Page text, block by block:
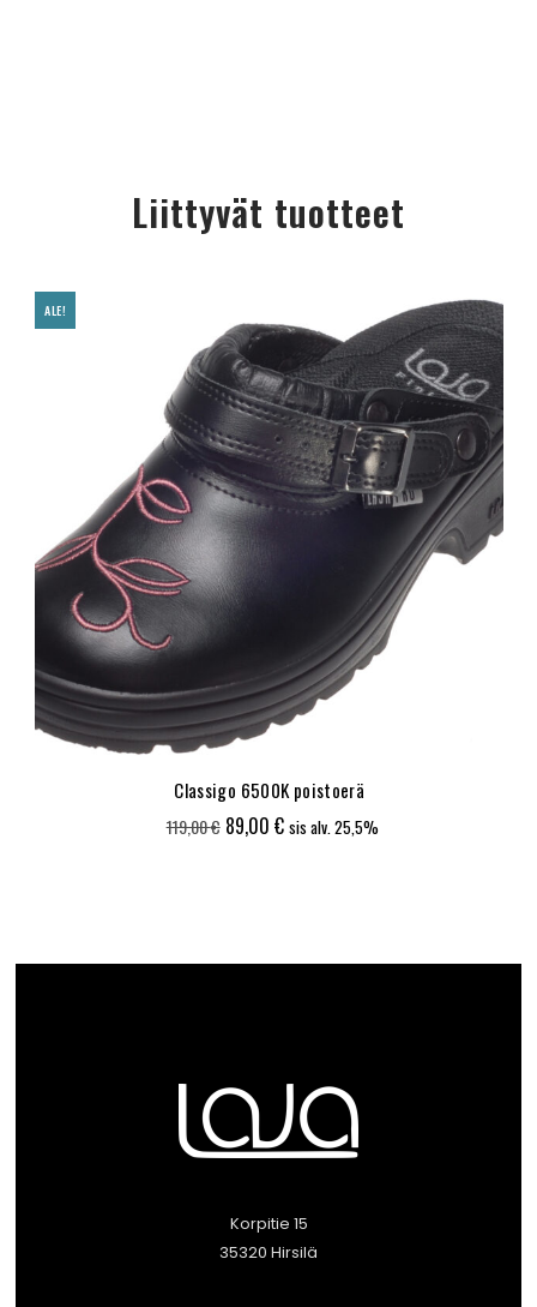
Liittyvät tuotteet
ALE!
Classigo 6500K poistoerä
119,00€ Alkuperäinen
89,00 €Nykyinen
sis alv. 25,5%
Korpitie 15
35320 Hirsilä